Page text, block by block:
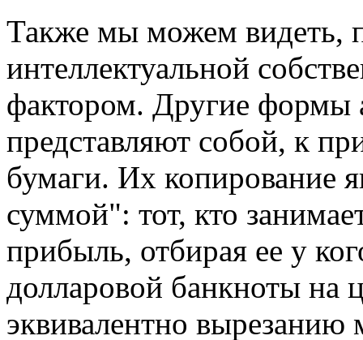
Также мы можем видеть,
интеллектуальной
фактором. Другие формы
представляют собой, к
бумаги. Их копирование
суммой": тот, кто
прибыль, отбирая ее у
долларовой банкноты на
эквивалентно вырезанию